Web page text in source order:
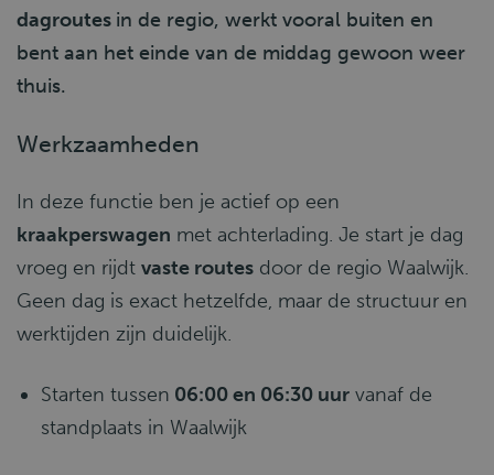
dagroutes in de regio, werkt vooral buiten en
bent aan het einde van de middag gewoon weer
thuis.
Werkzaamheden
In deze functie ben je actief op een
kraakperswagen met achterlading. Je start je dag
vroeg en rijdt vaste routes door de regio Waalwijk.
Geen dag is exact hetzelfde, maar de structuur en
werktijden zijn duidelijk.
Starten tussen 06:00 en 06:30 uur vanaf de
standplaats in Waalwijk